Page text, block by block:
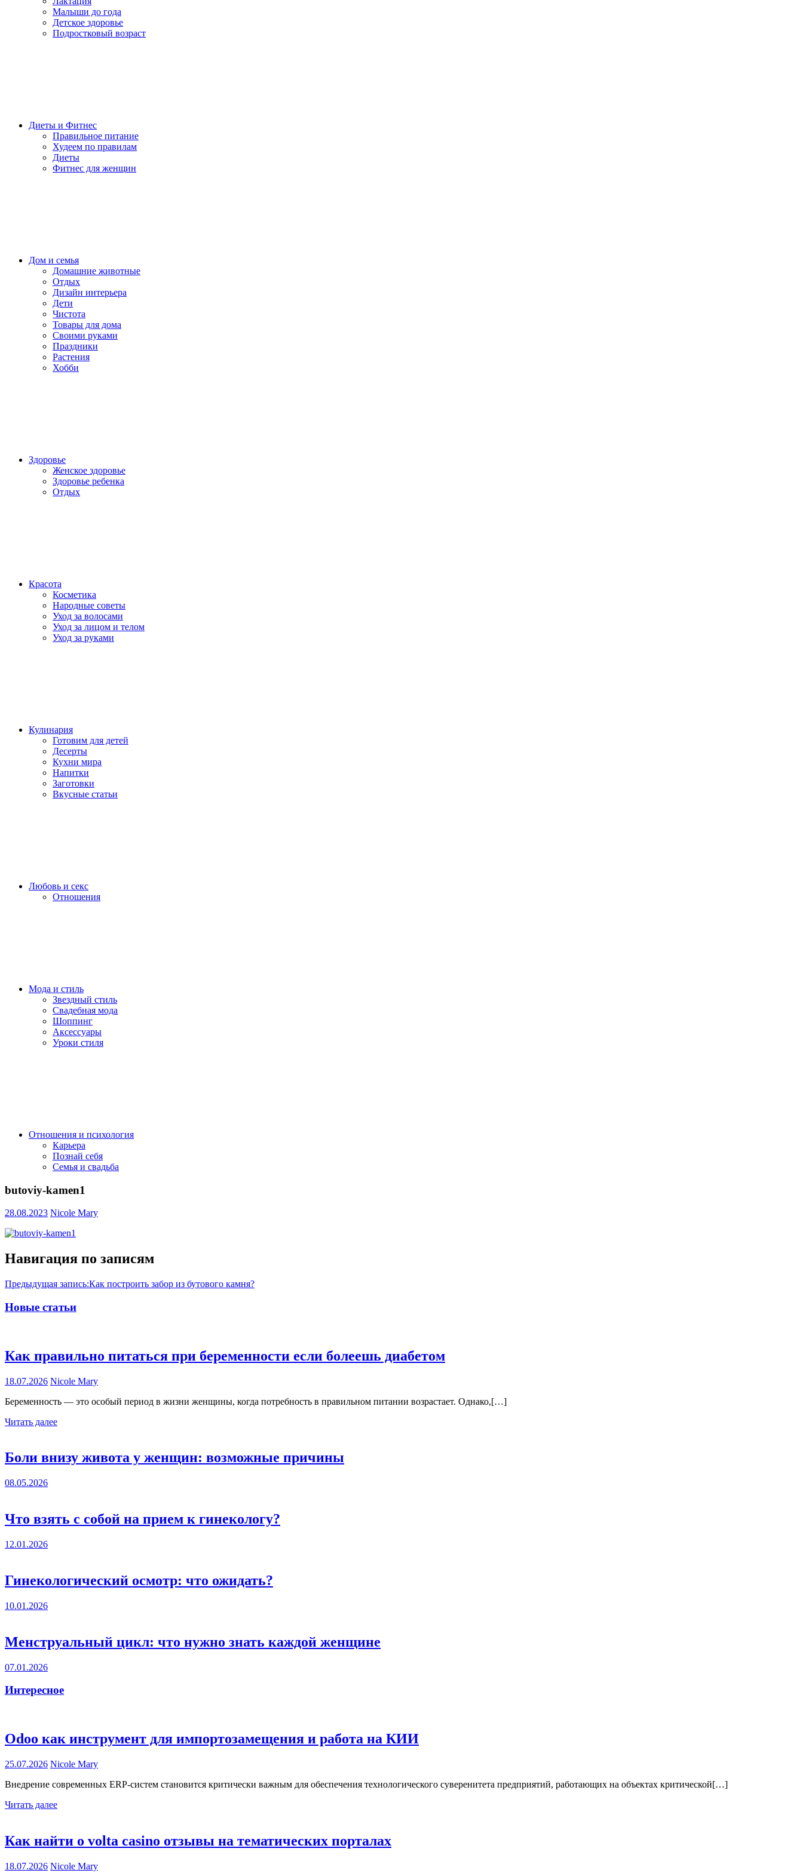
Малыши до года
Детское здоровье
Подростковый возраст
Диеты и Фитнес
Правильное питание
Худеем по правилам
Диеты
Фитнес для женщин
Дом и семья
Домашние животные
Отдых
Дизайн интерьера
Дети
Чистота
Товары для дома
Своими руками
Праздники
Растения
Хобби
Здоровье
Женское здоровье
Здоровье ребенка
Отдых
Красота
Косметика
Народные советы
Уход за волосами
Уход за лицом и телом
Уход за руками
Кулинария
Готовим для детей
Десерты
Кухни мира
Напитки
Заготовки
Вкусные статьи
Любовь и секс
Отношения
Мода и стиль
Звездный стиль
Свадебная мода
Шоппинг
Аксессуары
Уроки стиля
Отношения и психология
Карьера
Познай себя
Семья и свадьба
butoviy-kamen1
28.08.2023 Nicole Mary
Навигация по записям
Предыдущая запись:Как построить забор из бутового камня?
Новые статьи
Как правильно питаться при беременности если болеешь диабетом
18.07.2026 Nicole Mary
Беременность — это особый период в жизни женщины, когда потребность в правильном питании возрастает. Однако,[…]
Читать далее
Боли внизу живота у женщин: возможные причины
08.05.2026
Что взять с собой на прием к гинекологу?
12.01.2026
Гинекологический осмотр: что ожидать?
10.01.2026
Менструальный цикл: что нужно знать каждой женщине
07.01.2026
Интересное
Odoo как инструмент для импортозамещения и работа на КИИ
25.07.2026 Nicole Mary
Внедрение современных ERP-систем становится критически важным для обеспечения технологического суверенитета предприятий, работающих на объектах критической[…]
Читать далее
Как найти о volta casino отзывы на тематических порталах
18.07.2026 Nicole Mary